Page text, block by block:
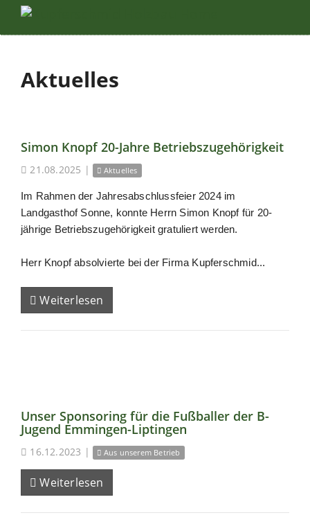
Aktuelles
Simon Knopf 20-Jahre Betriebszugehörigkeit
21.08.2025 | Aktuelles
Im Rahmen der Jahresabschlussfeier 2024 im
Landgasthof Sonne, konnte Herrn Simon Knopf für 20-
jährige Betriebszugehörigkeit gratuliert werden.
Herr Knopf absolvierte bei der Firma Kupferschmid...
Weiterlesen
Unser Sponsoring für die Fußballer der B-
Jugend Emmingen-Liptingen
16.12.2023 | Aus unserem Betrieb
Weiterlesen